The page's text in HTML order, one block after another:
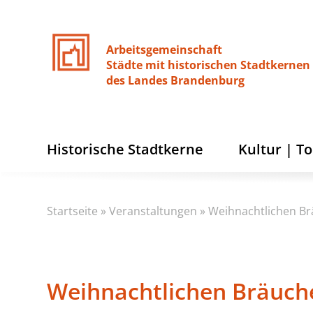
Arbeitsgemeinschaft
Städte mit historischen Stadtkernen
des Landes Brandenburg
Historische Stadtkerne Kultur |
Startseite »Veranstaltungen »Weihnachtlichen
Weihnachtlichen